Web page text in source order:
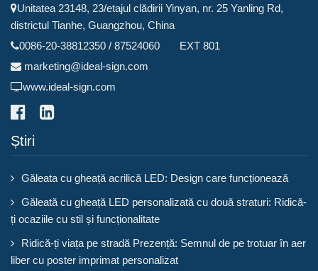
Unitatea 23148, 23/etajul clădirii Yinyan, nr. 25 Yanling Rd,
districtul Tianhe, Guangzhou, China
0086-20-38812350 / 87524060 EXT 801
marketing@ideal-sign.com
www.ideal-sign.com
Știri
Găleata cu gheață acrilică LED: Design care funcționează
Găleată cu gheață LED personalizată cu două straturi: Ridică-
ți ocaziile cu stil și funcționalitate
Ridică-ți viața pe stradă Prezență: Semnul de pe trotuar în aer
liber cu poster imprimat personalizat